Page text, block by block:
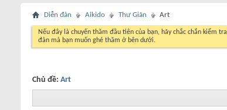
Diễn đàn Aikido Thư Giãn Art
Nếu đây là chuyến thăm đầu tiên của bạn, hãy chắc chắn kiểm tra
đàn mà bạn muốn ghé thăm ở bên dưới.
Chủ đề: Art